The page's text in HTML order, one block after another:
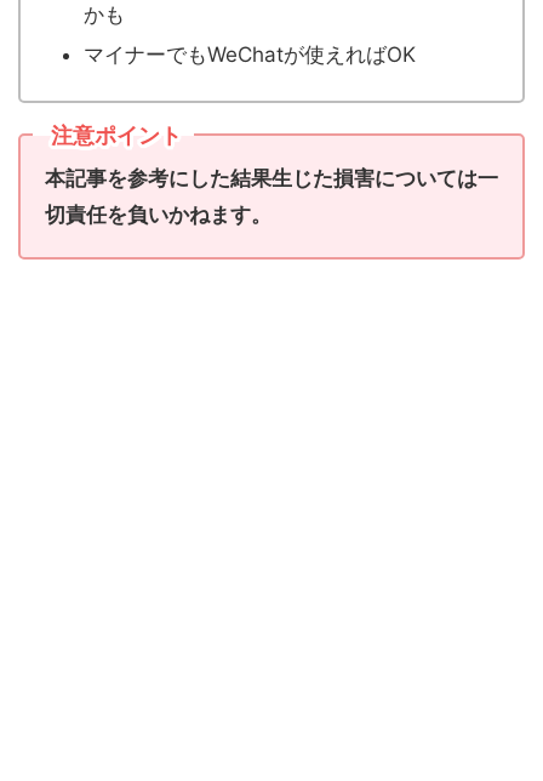
かも
マイナーでもWeChatが使えればOK
注意ポイント
本記事を参考にした結果生じた損害については一
切責任を負いかねます。